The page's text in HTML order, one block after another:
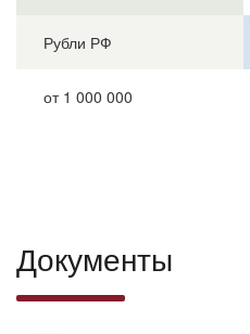
Рубли РФ
от 1 000 000
Документы